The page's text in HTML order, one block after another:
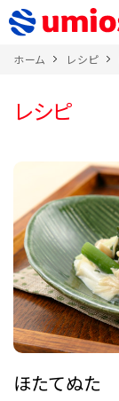
ホーム レシピ
レシピ
ほたてぬた